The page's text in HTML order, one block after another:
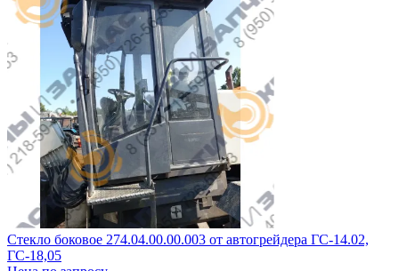
Стекло боковое 274.04.00.00.003 от автогрейдера ГС-14.02,
ГС-18,05